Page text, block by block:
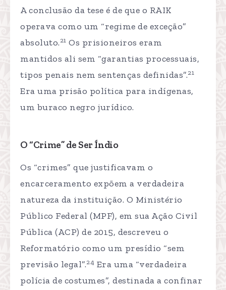
A conclusão da tese é de que o RAIK
operava como um “regime de exceção”
absoluto.21 Os prisioneiros eram
mantidos ali sem “garantias processuais,
tipos penais nem sentenças definidas”.21
Era uma prisão política para indígenas,
um buraco negro jurídico.
O “Crime” de Ser Índio
Os “crimes” que justificavam o
encarceramento expõem a verdadeira
natureza da instituição. O Ministério
Público Federal (MPF), em sua Ação Civil
Pública (ACP) de 2015, descreveu o
Reformatório como um presídio “sem
previsão legal”.24 Era uma “verdadeira
polícia de costumes”, destinada a confinar